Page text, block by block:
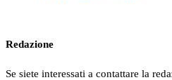
Redazione
Se siete interessati a contattare la